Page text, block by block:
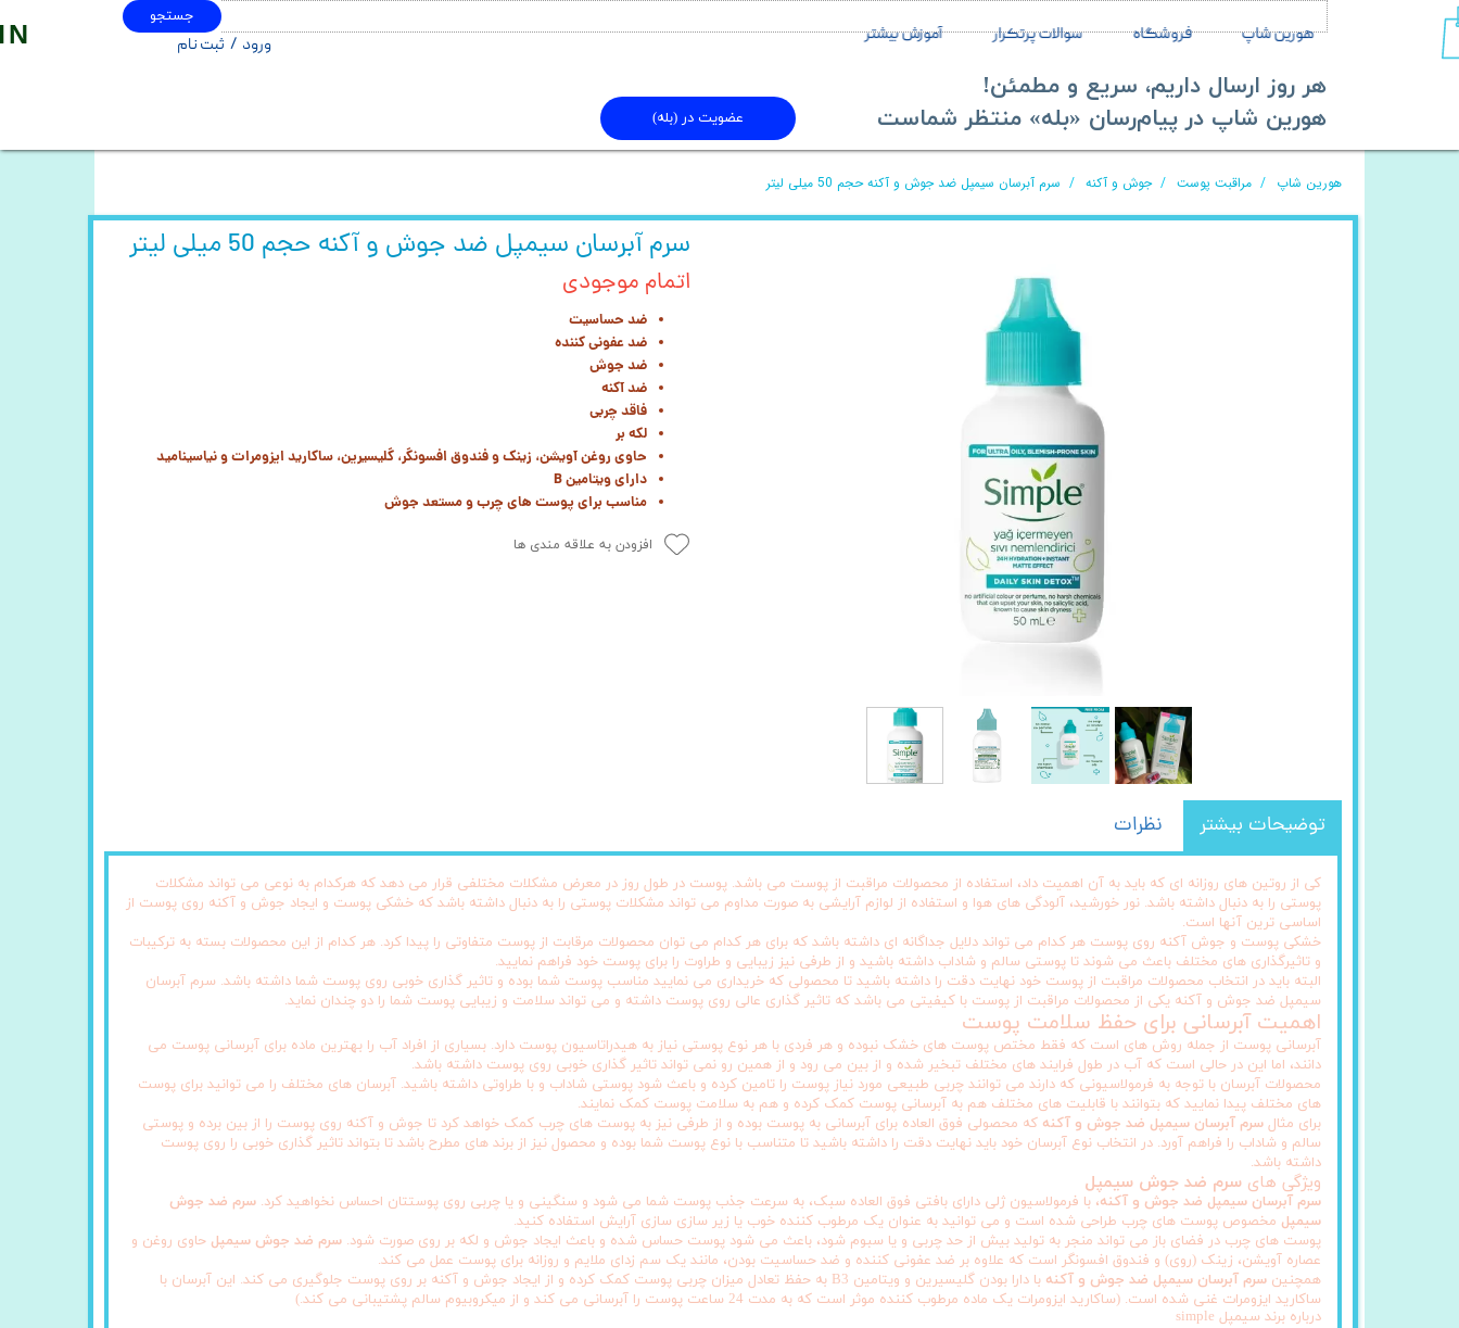
هورین شاپ فروشگاه سوالات پرتکرار آموزش بیشتر ورود / ثبت نام
جستجو
هر روز ارسال داریم، سریع و مطمئن!
​​​​​​​هورین شاپ در پیام‌رسان «بله» منتظر شماست​​​​​​​
عضویت در (بله)
هورین شاپ مراقبت پوست جوش و آکنه سرم آبرسان سیمپل ضد جوش و آکنه حجم 50 میلی لیتر
سرم آبرسان سیمپل ضد جوش و آکنه حجم 50 میلی لیتر
اتمام موجودی
ضد حساسیت
ضد عفونی کننده
ضد جوش
ضد آکنه
فاقد چربی
لکه بر
حاوی روغن آویشن، زینک و فندوق افسونگر، گلیسیرین، ساکارید ایزومرات و نیاسینامید
دارای ویتامین B
مناسب برای پوست های چرب و مستعد جوش
افزودن به علاقه مندی ها
توضیحات بیشتر نظرات
کی از روتین های روزانه ای که باید به آن اهمیت داد، استفاده از محصولات مراقبت از پوست می باشد. پوست در طول روز در معرض مشکلات مختلفی قرار می دهد که هرکدام به نوعی می تواند مشکلات
پوستی را به دنبال داشته باشد. نور خورشید، آلودگی های هوا و استفاده از لوازم آرایشی به صورت مداوم می تواند مشکلات پوستی را به دنبال داشته باشد که خشکی پوست و ایجاد جوش و آکنه روی پوست از
اساسی ترین آنها است.
خشکی پوست و جوش آکنه روی پوست هر کدام می تواند دلایل جداگانه ای داشته باشد که برای هر کدام می توان محصولات مرقابت از پوست متفاوتی را پیدا کرد. هر کدام از این محصولات بسته به ترکیبات
و تاثیرگذاری های مختلف باعث می شوند تا پوستی سالم و شاداب داشته باشید و از طرفی نیز زیبایی و طراوت را برای پوست خود فراهم نمایید.
البته باید در انتخاب محصولات مراقبت از پوست خود نهایت دقت را داشته باشید تا محصولی که خریداری می نمایید مناسب پوست شما بوده و تاثیر گذاری خوبی روی پوست شما داشته باشد. سرم آبرسان
سیمپل ضد جوش و آکنه یکی از محصولات مراقبت از پوست با کیفیتی می باشد که تاثیر گذاری عالی روی پوست داشته و می تواند سلامت و زیبایی پوست شما را دو چندان نماید.
اهمیت آبرسانی برای حفظ سلامت پوست
آبرسانی پوست از جمله روش های است که فقط مختص پوست های خشک نبوده و هر فردی با هر نوع پوستی نیاز به هیدراتاسیون پوست دارد. بسیاری از افراد آب را بهترین ماده برای آبرسانی پوست می
دانند، اما این در حالی است که آب در طول فرایند های مختلف تبخیر شده و از بین می رود و از همین رو نمی تواند تاثیر گذاری خوبی روی پوست داشته باشد.
محصولات آبرسان با توجه به فرمولاسیونی که دارند می توانند چربی طبیعی مورد نیاز پوست را تامین کرده و باعث شود پوستی شاداب و با طراوتی داشته باشید. آبرسان های مختلف را می توانید برای پوست
های مختلف پیدا نمایید که بتوانند با قابلیت های مختلف هم به آبرسانی پوست کمک کرده و هم به سلامت پوست کمک نمایند.
برای مثالسرم آبرسان سیمپل ضد جوش و آکنه که محصولی فوق العاده برای آبرسانی به پوست بوده و از طرفی نیز به پوست های چرب کمک خواهد کرد تا جوش و آکنه روی پوست را از بین برده و پوستی
سالم و شاداب را فراهم آورد. در انتخاب نوع آبرسان خود باید نهایت دقت را داشته باشید تا متناسب با نوع پوست شما بوده و محصول نیز از برند های مطرح باشد تا بتواند تاثیر گذاری خوبی را روی پوست
داشته باشد.
ویژگی هایسرم ضد جوش سیمپل
سرم آبرسان سیمپل ضد جوش و آکنه، با فرمولاسیون ژلی دارای بافتی فوق العاده سبک، به سرعت جذب پوست شما می شود و سنگینی و یا چربی روی پوستتان احساس نخواهید کرد. سرم ضد جوش
سیمپل مخصوص پوست های چرب طراحی شده است و می توانید به عنوان یک مرطوب کننده خوب یا زیر سازی سازی آرایش استفاده کنید.
پوست های چرب در فضای باز می تواند منجر به تولید بیش از حد چربی و یا سبوم شود، باعث می شود پوست حساس شده و باعث ایجاد جوش و لکه بر روی صورت شود.سرم ضد جوش سیمپل حاوی روغن و
عصاره آویشن، زینک (روی) و فندوق افسونگر است که علاوه بر ضد عفونی کننده و ضد حساسیت بودن، مانند یک سم زدای ملایم و روزانه برای پوست عمل می کند.
همچنینسرم آبرسان سیمپل ضد جوش و آکنه
با دارا بودن گلیسیرین و ویتامین B3 به حفظ تعادل میزان چربی پوست کمک کرده و از ایجاد جوش و آکنه بر روی پوست جلوگیری می کند. این آبرسان با
ساکارید ایزومرات غنی شده است. (ساکارید ایزومرات یک ماده مرطوب کننده موثر است که به مدت 24 ساعت پوست را آبرسانی می کند و از میکروبیوم سالم پشتیبانی می کند.)
درباره برند سیمپل simple